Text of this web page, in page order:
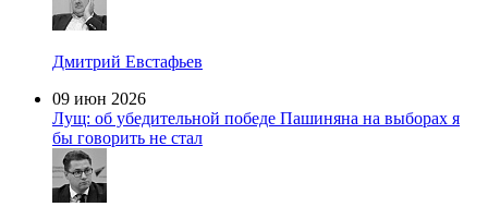
Дмитрий Евстафьев
09 июн 2026
Лущ: об убедительной победе Пашиняна на выборах я
бы говорить не стал